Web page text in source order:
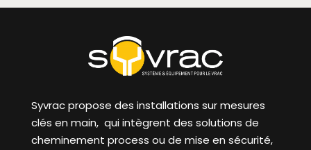
Syvrac propose des installations sur mesures
clés en main, qui intègrent des solutions de
cheminement process ou de mise en sécurité,